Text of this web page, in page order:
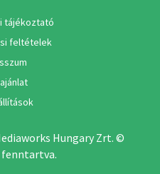
tájékoztató
feltételek
Hungary Zrt. ©